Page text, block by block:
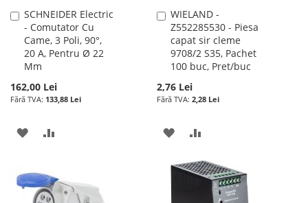
SCHNEIDER Electric
- Comutator Cu
Came, 3 Poli, 90°,
20 A, Pentru Ø 22
Mm
162,00 Lei
133,88 Lei
Adauga
în
cos
ADAUGATI
LISTACOMPARARE
WIELAND -
Z552285530 - Piesa
capat sir cleme
9708/2 S35, Pachet
100 buc, Pret/buc
2,76 Lei
2,28 Lei
Adauga
în
cos
ADAUGATI
LISTACOMPARARE